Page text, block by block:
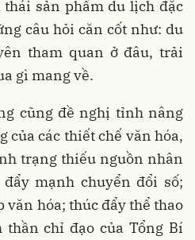
sản phẩm du lịch đặc
câu hỏi căn cốt như: du
tham quan ở đâu, trải
gì mang về.
cũng đề nghị tỉnh nâng
của các thiết chế văn hóa,
trạng thiếu nguồn nhân
mạnh chuyển đổi số;
hóa; thúc đẩy thể thao
chỉ đạo của Tổng Bí